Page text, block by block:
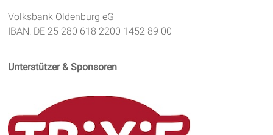
Volksbank Oldenburg eG
IBAN: DE 25 280 618 2200 1452 89 00
Unterstützer & Sponsoren